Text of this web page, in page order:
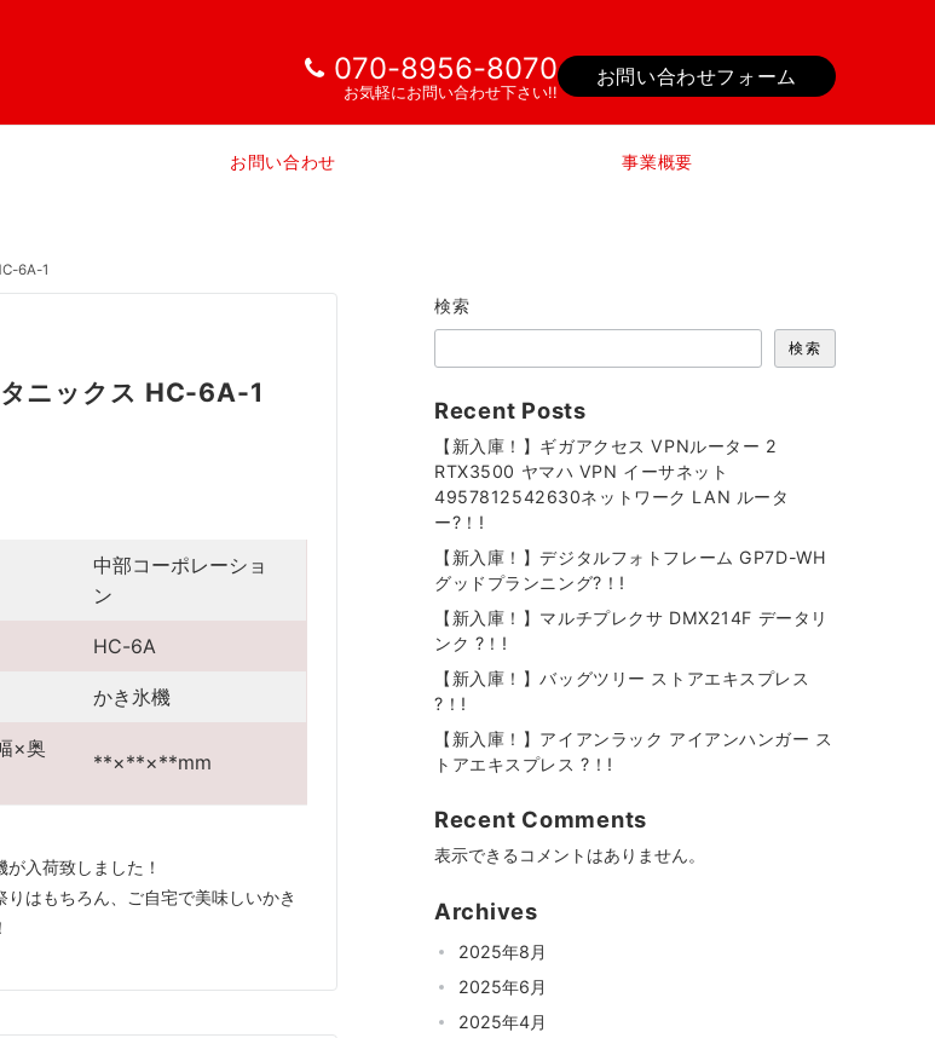
070-8956-8070
お気軽にお問い合わせ下さい!!
お問い合わせフォーム
お問い合わせ 事業概要
6A-1
タニックス HC-6A-1
中部コーポレーショ
ン
HC-6A
かき氷機
×奥
**×**×**mm
入荷致しました！
りはもちろん、ご自宅で美味しいかき
検索
検索
Recent Posts
【新入庫！】ギガアクセス VPNルーター 2
RTX3500 ヤマハ VPN イーサネット
4957812542630ネットワーク LAN ルータ
ー?！!
【新入庫！】デジタルフォトフレーム GP7D-WH
グッドプランニング?！!
【新入庫！】マルチプレクサ DMX214F データリ
ンク ?！!
【新入庫！】バッグツリー ストアエキスプレス
?！!
【新入庫！】アイアンラック アイアンハンガー ス
トアエキスプレス ?！!
Recent Comments
表示できるコメントはありません。
Archives
2025年8月
2025年6月
2025年4月